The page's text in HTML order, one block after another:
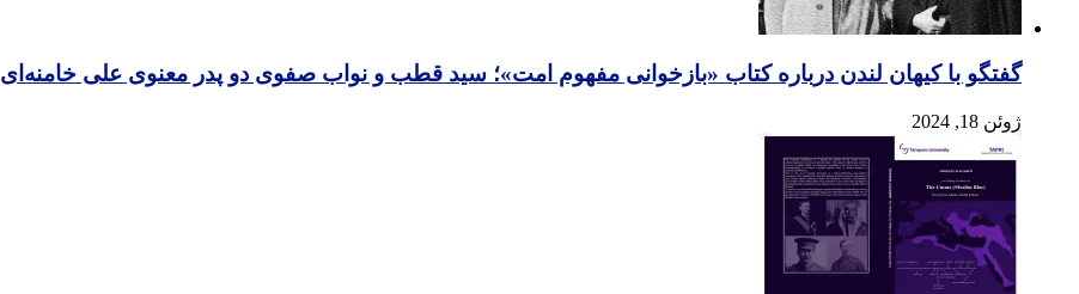
گفتگو با کیهان لندن درباره کتاب «بازخوانی مفهوم امت»؛ سید قطب و نواب صفوی دو پدر معنوی علی خامنه‌ای
ژوئن 18, 2024